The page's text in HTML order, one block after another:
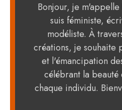
Bonjour, je
suis féministe,
modéliste. À
créations, je souhaite
et l'émancipation
célébrant la
chaque individu.